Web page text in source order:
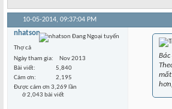
10-05-2014, 09:37:04 PM
nhatson
Thợ cả
Ngày tham gia
Nov 2013
Bài viết
5,840
Cám ơn
2,195
Được cám ơn 3,269 lần
ở 2,043 bài viết